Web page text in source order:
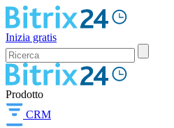
Inizia gratis
Prodotto
CRM